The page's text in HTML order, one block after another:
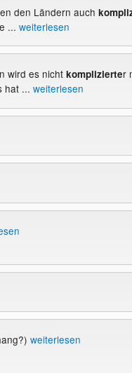
den Ländern auch
... weiterlesen
wird es nichtkomplizierter
hat ... weiterlesen
weiterlesen